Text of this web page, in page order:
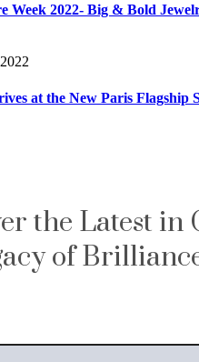
Week 2022- Big & Bold
at the New Paris Flagship
the Latest in
of